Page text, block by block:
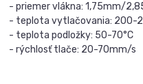
- priemer vlákna: 1,75mm/
- teplota vytlačovania: 200-
- teplota podložky: 50-70°C
- rýchlosť tlače: 20-70mm/s